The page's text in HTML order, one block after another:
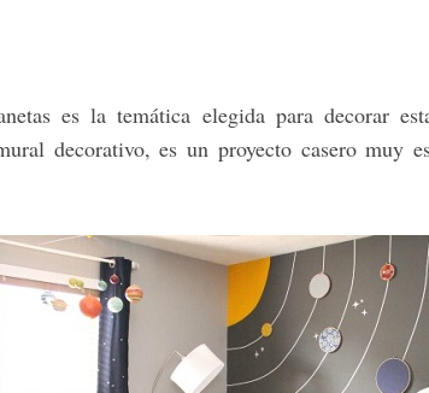
es la temática elegida para decorar
decorativo, es un proyecto casero muy